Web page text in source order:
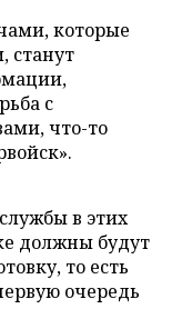
которые
станут
с
что-то
в этих
должны будут
то есть
очередь